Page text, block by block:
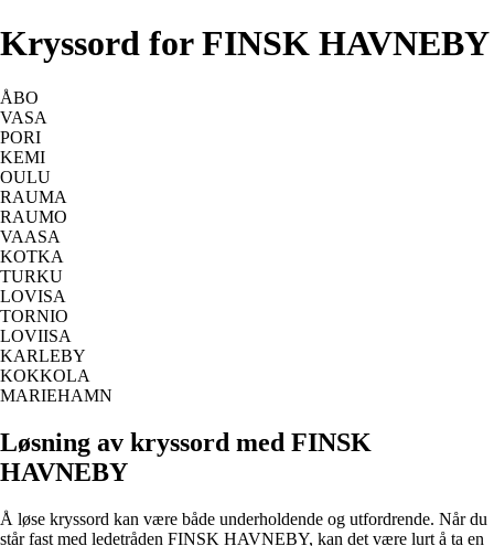
Kryssord for FINSK HAVNEBY
ÅBO
VASA
PORI
KEMI
OULU
RAUMA
RAUMO
VAASA
KOTKA
TURKU
LOVISA
TORNIO
LOVIISA
KARLEBY
KOKKOLA
MARIEHAMN
Løsning av kryssord med FINSK
HAVNEBY
Å løse kryssord kan være både underholdende og utfordrende. Når du
står fast med ledetråden FINSK HAVNEBY, kan det være lurt å ta en